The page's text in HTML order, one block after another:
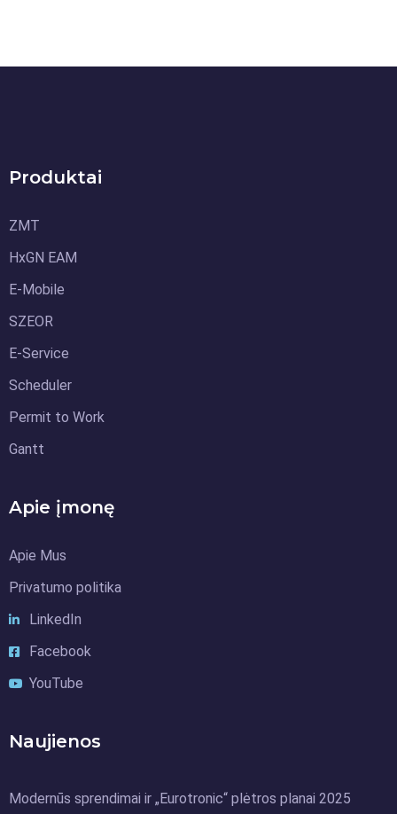
Produktai
ZMT
HxGN EAM
E-Mobile
SZEOR
E-Service
Scheduler
Permit to Work
Gantt
Apie įmonę
Apie Mus
Privatumo politika
LinkedIn
Facebook
YouTube
Naujienos
Modernūs sprendimai ir „Eurotronic“ plėtros planai 2025